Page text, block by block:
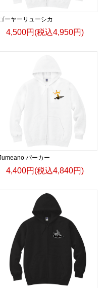
ーヤーリューシカ
4,500円(税込4,950円)
パーカー
4,400円(税込4,840円)